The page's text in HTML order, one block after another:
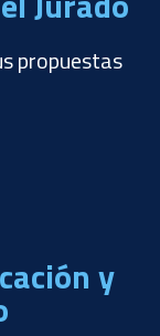
propuestas
y